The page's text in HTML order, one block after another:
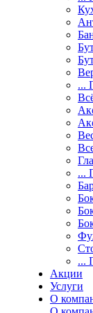
...
...
...
Акции
Услуги
О